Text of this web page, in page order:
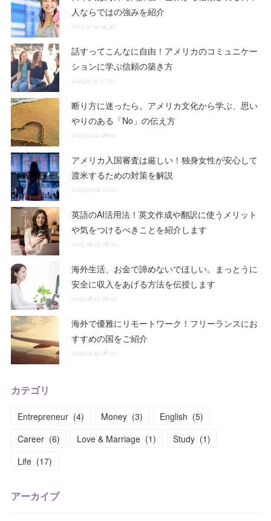
人ならではの強みを紹介
2025.12.04 05:30
話すってこんなに自由！アメリカのコミュニケー
ションに学ぶ信頼の築き方
2025.10.31 07:00
断り方に迷ったら。アメリカ文化から学ぶ、思い
やりのある「No」の伝え方
2025.10.24 08:00
アメリカ入国審査は厳しい！独身女性が安心して
渡米するための対策を解説
2025.09.04 10:00
英語のAI活用法！英文作成や翻訳に使うメリット
や気をつけるべきことを紹介します
2025.08.29 06:00
海外生活、お金で諦めないでほしい。まっとうに
安全に収入をあげる方法を伝授します
2025.08.22 06:00
海外で優雅にリモートワーク！フリーランスにお
すすめの国をご紹介
2025.08.15 06:00
カテゴリ
Entrepreneur (4) Money (3) English (5)
Career (6) Love & Marriage (1) Study (1)
Life (17)
アーカイブ